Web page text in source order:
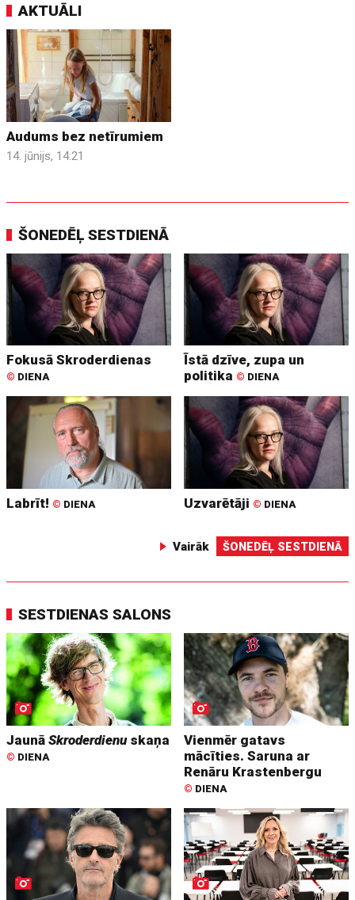
AKTUĀLI
Audums bez netīrumiem
14. jūnijs, 14:21
ŠONEDĒĻ SESTDIENĀ
Fokusā Skroderdienas
© DIENA
Īstā dzīve, zupa un
politika © DIENA
Labrīt! © DIENA Uzvarētāji © DIENA
Vairāk ŠONEDĒĻ SESTDIENĀ
SESTDIENAS SALONS
JaunāSkroderdienuskaņa
© DIENA
Vienmēr gatavs
mācīties. Saruna ar
Renāru Krastenbergu
© DIENA